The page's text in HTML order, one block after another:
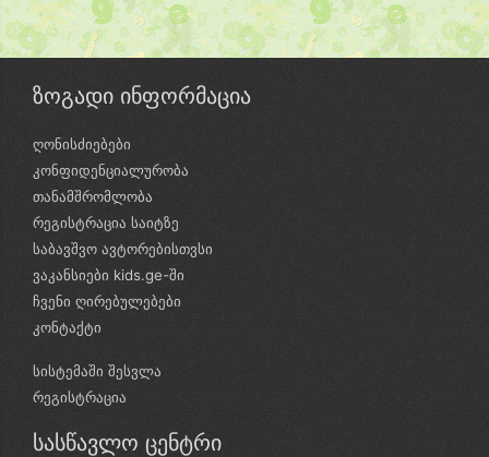
ზოგადი ინფორმაცია
ღონისძიებები
კონფიდენციალურობა
თანამშრომლობა
რეგისტრაცია საიტზე
საბავშვო ავტორებისთვსი
ვაკანსიები kids.ge-ში
ჩვენი ღირებულებები
კონტაქტი
სისტემაში შესვლა
რეგისტრაცია
სასწავლო ცენტრი